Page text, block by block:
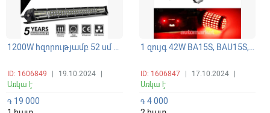
1200W հզորությամբ 52 սմ երկարությամբ ԼԵԴ բար (բալկա) լապտեր գերպայծառ և պանորամային լուսարձակմամբ
ID: 1606849 19.10.2024
Առկա է
֏ 19 000
1 զույգ 42W BA15S, BAU15S, BAY15D (P21W, P21/w5) CANBUS LED գերէներգախնայող սուպեր պայծառ 144-SMD լամպեր
ID: 1606847 17.10.2024
Առկա է
֏4 000